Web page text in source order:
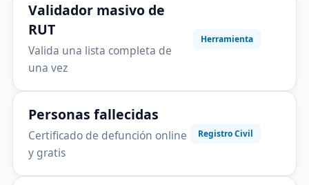
Validador masivo de
RUT
Valida una lista completa de
una vez
Herramienta
Personas fallecidas
Certificado de defunción online
y gratis
Registro Civil